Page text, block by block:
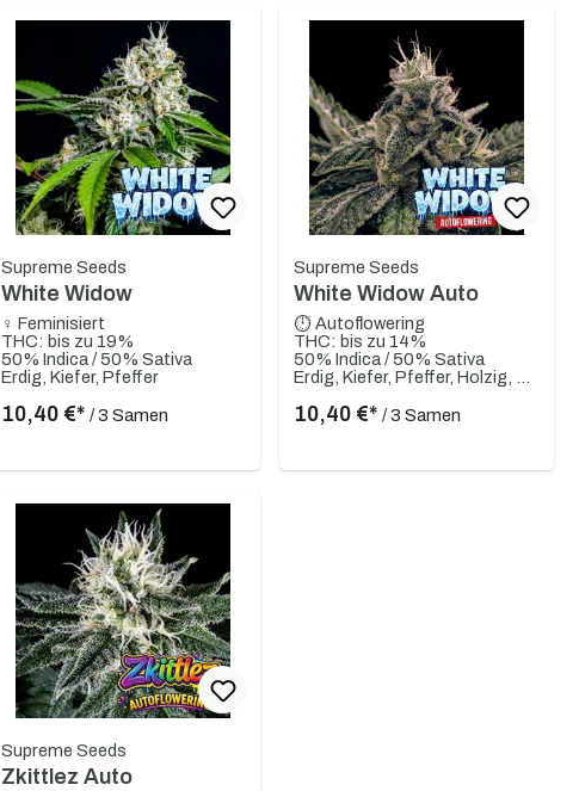
Supreme Seeds
White Widow
♀ Feminisiert
THC: bis zu 19%
50% Indica / 50% Sativa
Erdig, Kiefer, Pfeffer
10,40 €* / 3 Samen
Supreme Seeds
White Widow Auto
⏱ Autoflowering
THC: bis zu 14%
50% Indica / 50% Sativa
Erdig, Kiefer, Pfeffer, Holzig, Kräftig
10,40 €*/ 3 Samen
Supreme Seeds
Zkittlez Auto